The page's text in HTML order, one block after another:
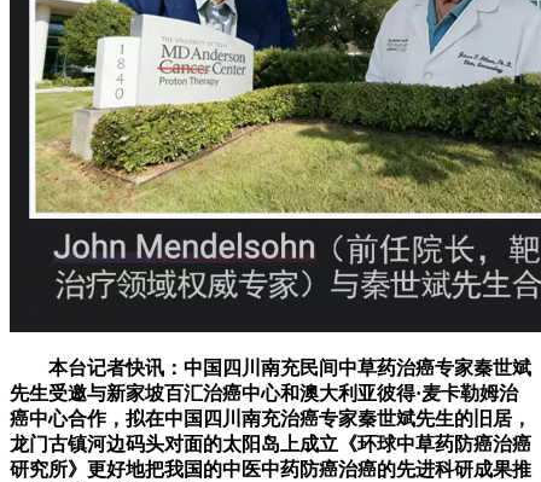
本台记者快讯：中国四川南充民间中草药治癌专家秦世斌
先生受邀与新家坡百汇治癌中心和澳大利亚彼得·麦卡勒姆治
癌中心合作，拟在中国四川南充治癌专家秦世斌先生的旧居，
龙门古镇河边码头对面的太阳岛上成立《环球中草药防癌治癌
研究所》更好地把我国的中医中药防癌治癌的先进科研成果推